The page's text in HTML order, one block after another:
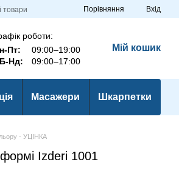
товари
Порівняння Вхід
роботи:
Пт:
09:00–19:00
Нд:
09:00–17:00
Мій кошик
Масажери Шкарпетки
- УЦІНКА
Izderi 1001